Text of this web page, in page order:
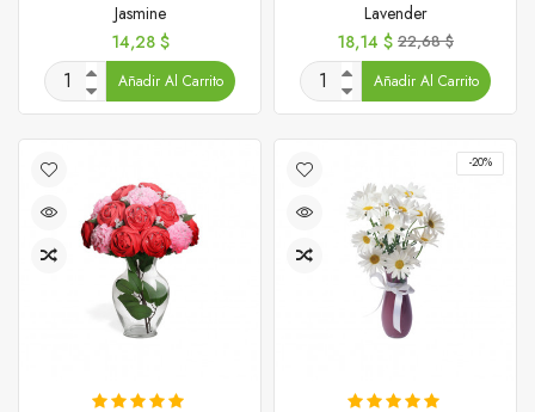
Jasmine
Precio
14,28 $
Añadir Al Carrito
Lavender
Precio
18,14 $ Precio
base
22,68 $
Añadir Al Carrito
-20%